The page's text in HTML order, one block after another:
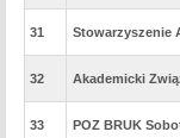
31 Stowarzyszenie
32 Akademicki
33 POZ BRUK